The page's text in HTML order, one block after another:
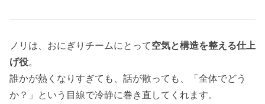
ノリは、おにぎりチームにとって空気と構造を整える仕上
げ役。
誰かが熱くなりすぎても、話が散っても、「全体でどう
か？」という目線で冷静に巻き直してくれます。